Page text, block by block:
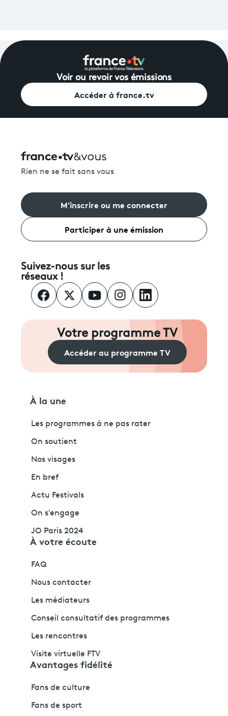
Voir ou revoir vos émissions
Accéder à france.tv
Rien ne se fait sans vous
M'inscrire ou me connecter
Participer à une émission
Suivez-nous sur les
réseaux !
Votre programme TV
Accéder au programme TV
À la une
Les programmes à ne pas rater
On soutient
Nos visages
En bref
Actu Festivals
On s'engage
JO Paris 2024
À votre écoute
FAQ
Nous contacter
Les médiateurs
Conseil consultatif des programmes
Les rencontres
Visite virtuelle FTV
Avantages fidélité
Fans de culture
Fans de sport